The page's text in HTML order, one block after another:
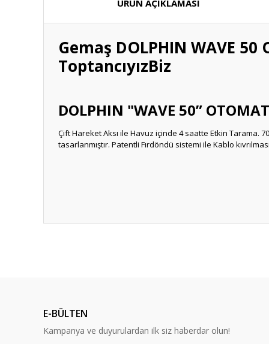
ÜRÜN AÇIKLAMASI
Gemaş DOLPHIN WAVE
ToptancıyızBiz
DOLPHIN "WAVE 50”
Çift Hareket Aksı ile Havuz içinde 4 saatte Etkin Tarama.
tasarlanmıştır. Patentli Fırdöndü sistemi ile Kablo
E-BÜLTEN
Kampanya ve duyurulardan ilk siz haberdar olun!